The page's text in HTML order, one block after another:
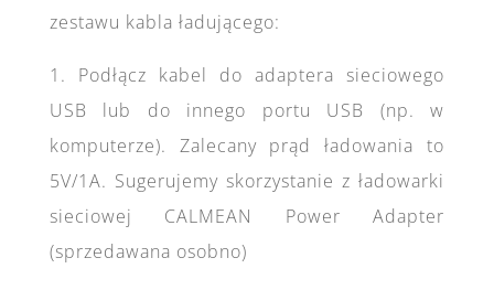
zestawu kabla ładującego:
1. Podłącz kabel do adaptera sieciowego
USB lub do innego portu USB (np. w
komputerze). Zalecany prąd ładowania to
5V/1A. Sugerujemy skorzystanie z ładowarki
sieciowej CALMEAN Power Adapter
(sprzedawana osobno)